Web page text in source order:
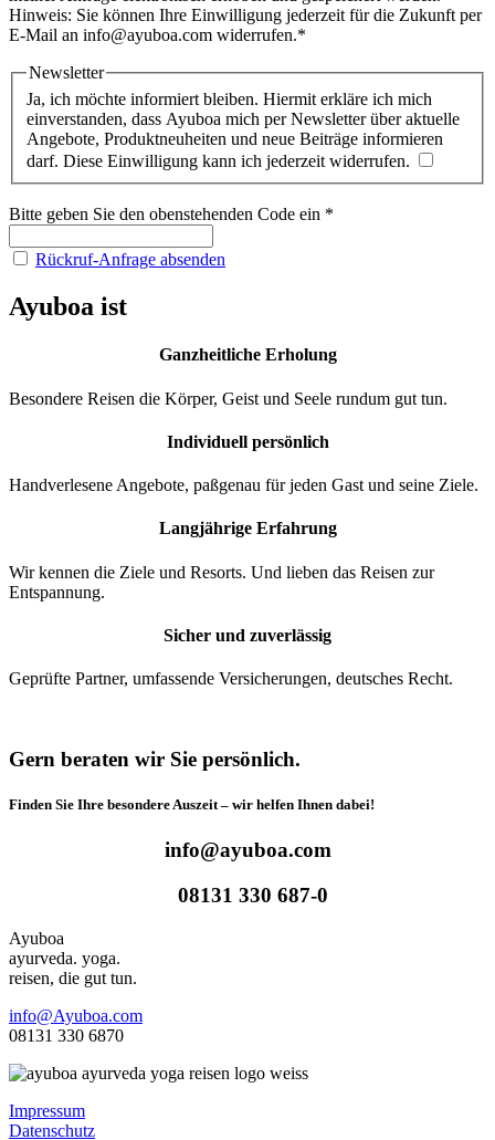
Hinweis: Sie können Ihre Einwilligung jederzeit für die Zukunft per
E-Mail an info@ayuboa.com widerrufen.*
Newsletter
Ja, ich möchte informiert bleiben. Hiermit erkläre ich mich
einverstanden, dass Ayuboa mich per Newsletter über aktuelle
Angebote, Produktneuheiten und neue Beiträge informieren
darf. Diese Einwilligung kann ich jederzeit widerrufen.
Bitte geben Sie den obenstehenden Code ein *
Rückruf-Anfrage absenden
Ayuboa ist
Ganzheitliche Erholung
Besondere Reisen die Körper, Geist und Seele rundum gut tun.
Individuell persönlich
Handverlesene Angebote, paßgenau für jeden Gast und seine Ziele.
Langjährige Erfahrung
Wir kennen die Ziele und Resorts. Und lieben das Reisen zur
Entspannung.
Sicher und zuverlässig
Geprüfte Partner, umfassende Versicherungen, deutsches Recht.
Gern beraten wir Sie persönlich.
Finden Sie Ihre besondere Auszeit – wir helfen Ihnen dabei!
info@ayuboa.com
08131 330 687-0
Ayuboa
ayurveda. yoga.
reisen, die gut tun.
info@Ayuboa.com
08131 330 6870
Impressum
Datenschutz